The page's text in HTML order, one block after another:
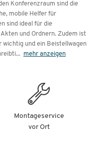
Konferenzraum sind die
mobile Helfer für
sind ideal für die
und Ordnern. Zudem ist
und ein Beistellwagen
... mehr anzeigen
Montageservice
vor Ort